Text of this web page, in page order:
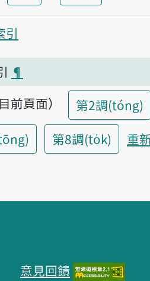
引
¶
前頁面）
第2調(tóng)
第8調(to̍k) 重
意見回饋